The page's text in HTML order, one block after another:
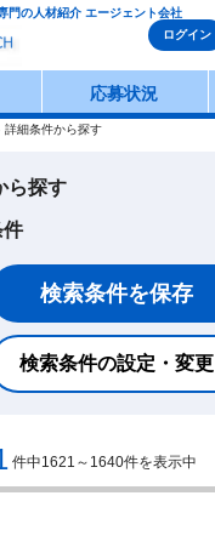
門の人材紹介 エージェント会社
ログイン
応募状況
詳細条件から探す
ら探す
件
検索条件を保存
検索条件の設定・変更
件中1621～1640件を表示中